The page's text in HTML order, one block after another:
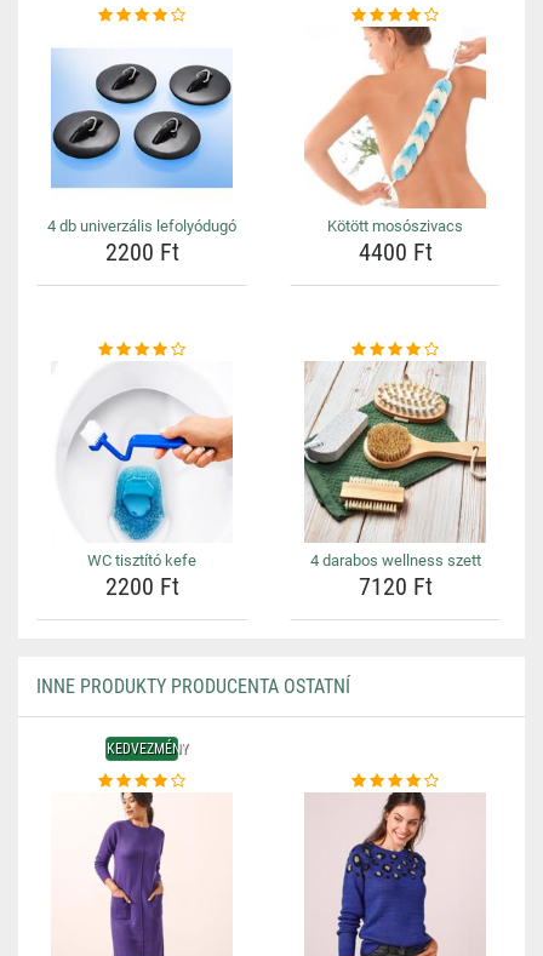
4 db univerzális lefolyódugó
2200 Ft
Kötött mosószivacs
4400 Ft
WC tisztító kefe
2200 Ft
4 darabos wellness szett
7120 Ft
INNE PRODUKTY PRODUCENTA OSTATNÍ
KEDVEZMÉNY